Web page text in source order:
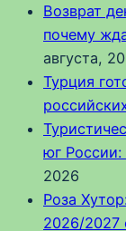
Возврат
почему
августа,
Турция
юг России:
2026
Роза
2026/2027